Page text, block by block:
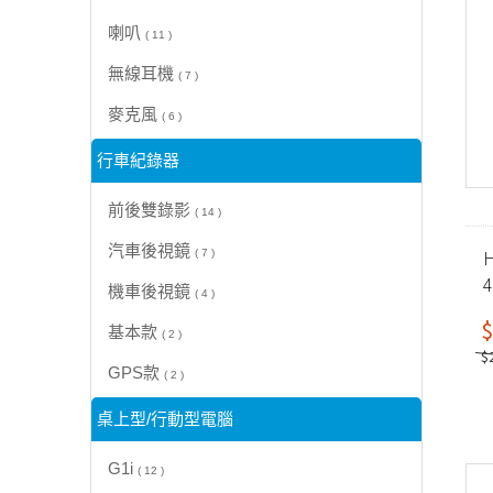
喇叭 ( 11 )
無線耳機 ( 7 )
麥克風 ( 6 )
行車紀錄器
前後雙錄影 ( 14 )
汽車後視鏡 ( 7 )
機車後視鏡 ( 4 )
基本款 ( 2 )
GPS款 ( 2 )
桌上型/行動型電腦
G1i ( 12 )